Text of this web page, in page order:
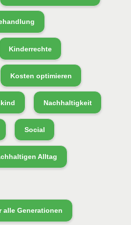
Kinderrechte
Kosten optimieren
Nachhaltigkeit
Social
Alltag
alle Generationen